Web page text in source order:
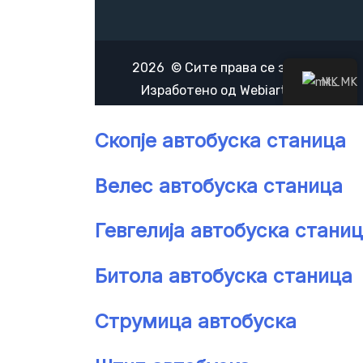
Скопје автобуска станица
Велес автобуска станица
Гевгелија автобуска
Битола автобуска станица
Струмица автобуска